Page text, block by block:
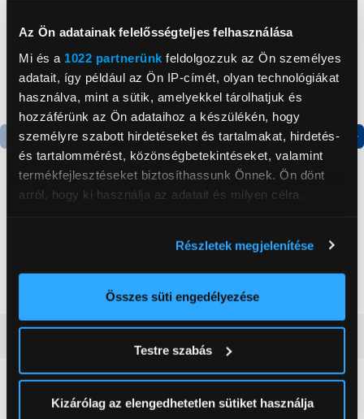
Az Ön adatainak felelősségteljes felhasználása
Mi és a 1022 partnerünk feldolgozzuk az Ön személyes
adatait, így például az Ön IP-címét, olyan technológiákat
használva, mint a sütik, amelyekkel tárolhatjuk és
hozzáférünk az Ön adataihoz a készülékén, hogy
személyre szabott hirdetéseket és tartalmakat, hirdetés-
és tartalommérést, közönségbetekintéseket, valamint
termékfejlesztéseket biztosíthassunk Önnek. Ön dönt
arról, hogy ki használja az adatait és milyen célra.
elhelyezkedéséről pár méteres pontossággal
Az Ön készülékén beazonosítása annak konkrét
módjairól és adja meg preferenciáit aRészletek
pontban. Bármikor módosíthatja vagy visszavonhatja a
Sütinyilatkozathoz való hozzájárulását.
Részletek megjelenítése
Összes süti engedélyezése
Testre szabás
Kizárólag az elengedhetetlen sütiket használja
Termék adatlap
199 999 Ft
Termék adatlap
kombinált hűtőszekrény
179 999 Ft
0